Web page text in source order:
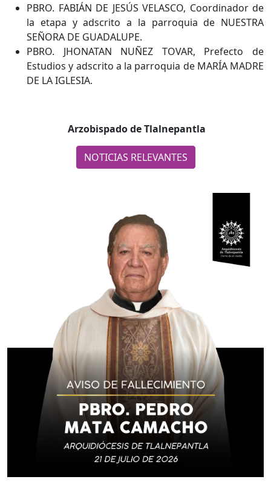
PBRO. FABIÁN DE JESÚS VELASCO, Coordinador de
la etapa y adscrito a la parroquia de NUESTRA
SEÑORA DE GUADALUPE.
PBRO. JHONATAN NUÑEZ TOVAR, Prefecto de
Estudios y adscrito a la parroquia de MARÍA MADRE
DE LA IGLESIA.
Arzobispado de Tlalnepantla
NOTICIAS RELEVANTES